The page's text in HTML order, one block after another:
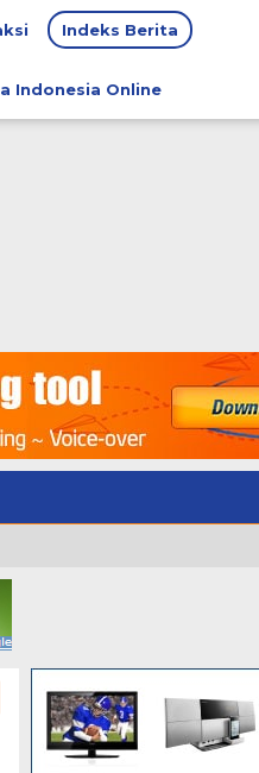
Indeks Berita
Indonesia Online